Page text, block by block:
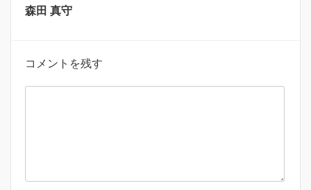
森田 真守
コメントを残す